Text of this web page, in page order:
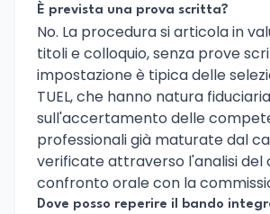
È prevista una prova scritta?
No. La procedura si articola in
titoli e colloquio, senza prove
impostazione è tipica delle
TUEL, che hanno natura
sull'accertamento delle
professionali già maturate dal
verificate attraverso l'analisi del
confronto orale con la
Dove posso reperire il bando